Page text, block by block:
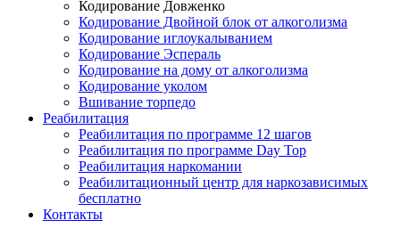
Кодирование Довженко
Кодирование Двойной блок от алкоголизма
Кодирование иглоукалыванием
Кодирование Эспераль
Кодирование на дому от алкоголизма
Кодирование уколом
Вшивание торпедо
Реабилитация
Реабилитация по программе 12 шагов
Реабилитация по программе Day Top
Реабилитация наркомании
Реабилитационный центр для наркозависимых
бесплатно
Контакты